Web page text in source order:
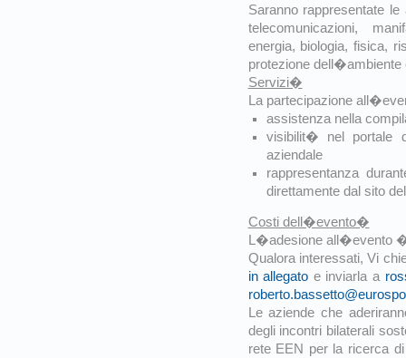
Saranno rappresentate
telecomunicazioni,
energia, biologia, fisica,
protezione
Servizi�
La partecipazione
assistenza nella
visibilit� nel portale
aziendale
rappresentanza
direttamente dal sito
Costi dell�evento�
L�adesione all�evento
Qualora interessati, Vi
in allegato e inviarla a
Le aziende che
degli incontri bilaterali
rete EEN per la ricerca